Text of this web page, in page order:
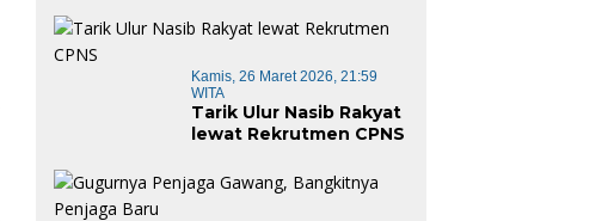
Kamis, 26 Maret 2026, 21:59
WITA
Tarik Ulur Nasib Rakyat
lewat Rekrutmen CPNS